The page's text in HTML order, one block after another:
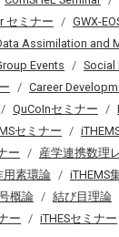
セミナー GWX-
Assimilation and
Events
Social
Career
QuCoInセミナー
セミナー
ー
産学連携数理
用素環論
iTHEMS
概論 結び目理論
ー iTHESセミナー